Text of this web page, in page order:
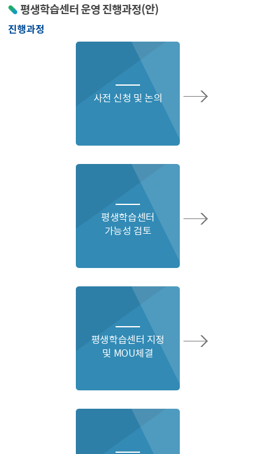
평생학습센터 운영 진행과정(안)
진행과정
사전 신청 및 논의
평생학습센터
가능성 검토
평생학습센터 지정
및 MOU체결